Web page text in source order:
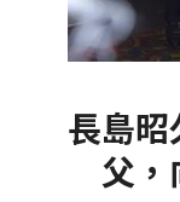
長島
父，